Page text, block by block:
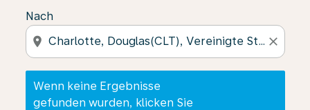
Nach
location_on close
Wenn keine Ergebnisse
gefunden wurden, klicken Sie